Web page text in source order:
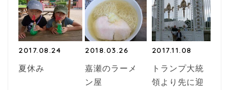
2017.08.24
夏休み
2018.03.26
嘉瀬のラーメ
ン屋
2017.11.08
トランプ大統
領より先に迎